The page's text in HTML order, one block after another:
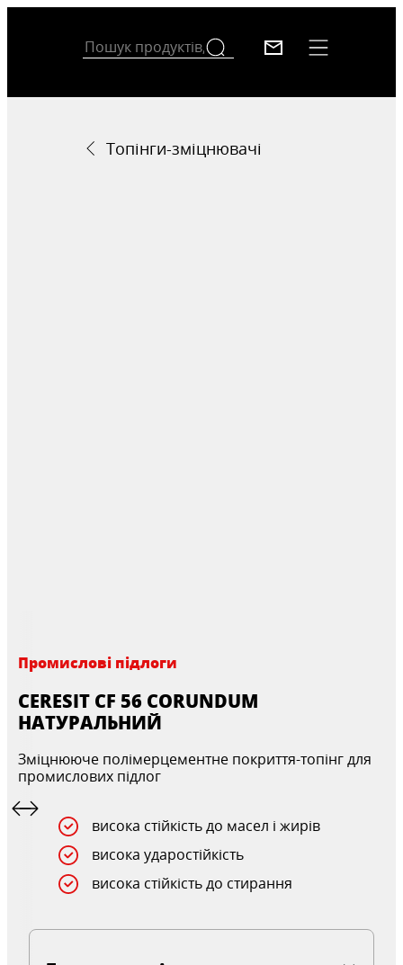
Топінги-зміцнювачі
Промислові підлоги
CERESIT CF 56 CORUNDUM
НАТУРАЛЬНИЙ
Зміцнююче полімерцементне покриття-топінг для
промислових підлог
висока стійкість до масел і жирів
висока ударостійкість
висока стійкість до стирання